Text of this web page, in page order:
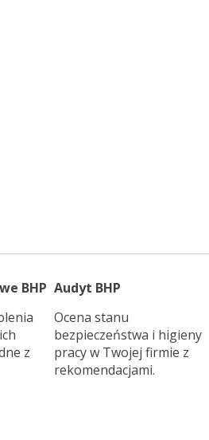
BHP
z
Audyt BHP
Ocena stanu
bezpieczeństwa i higieny
pracy w Twojej firmie z
rekomendacjami.